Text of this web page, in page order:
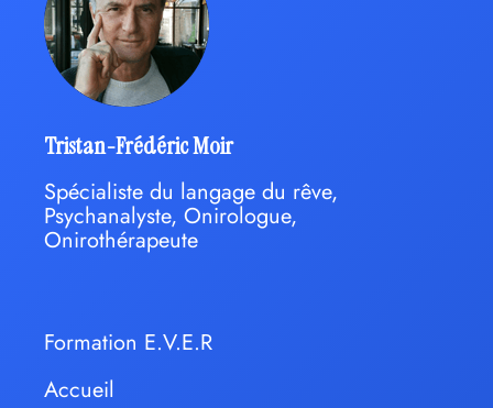
Tristan-Frédéric Moir
Spécialiste du langage du rêve,
Psychanalyste, Onirologue,
Onirothérapeute
Formation E.V.E.R
Accueil